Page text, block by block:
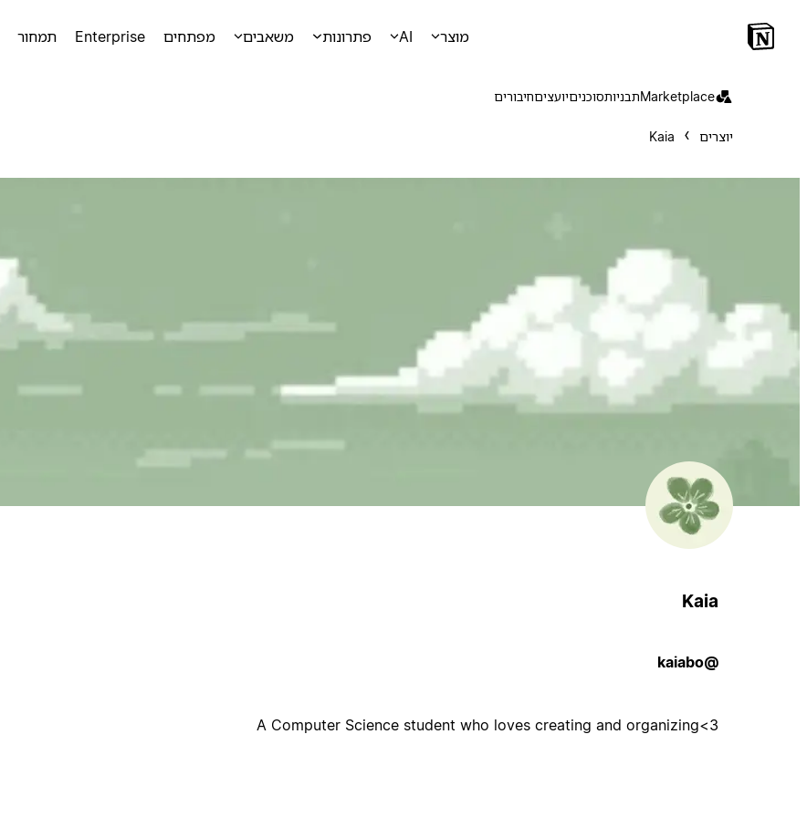
מוצר AI פתרונות משאבים מפתחים Enterprise תמחור
Marketplaceתבניותסוכניםיועציםחיבורים
יוצרים Kaia
Kaia
@kaiabo
A Computer Science student who loves creating and organizing<3